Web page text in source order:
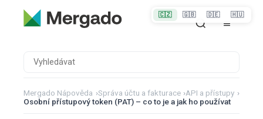
Mergado Nápověda ›Správa účtu a fakturace ›API a přístupy ›
Osobní přístupový token (PAT) – co to je a jak ho používat
🇨🇿 🇬🇧 🇩🇪 🇭🇺